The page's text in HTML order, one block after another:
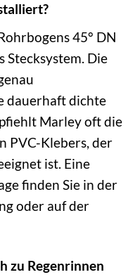
45° DN
Stecksystem. Die
dauerhaft dichte
Marley oft die
PVC-Klebers, der
ist. Eine
finden Sie in der
oder auf der
zu Regenrinnen